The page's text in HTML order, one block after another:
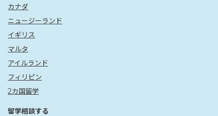
カナダ
ニュージーランド
イギリス
マルタ
アイルランド
フィリピン
2カ国留学
留学相談する